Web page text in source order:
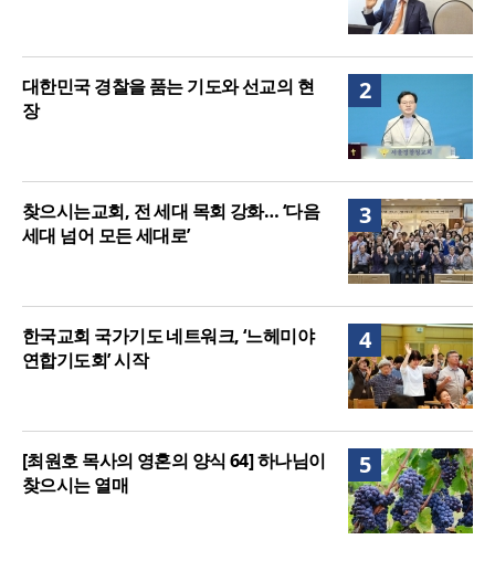
2
대한민국 경찰을 품는 기도와 선교의 현
장
3
찾으시는교회, 전 세대 목회 강화… ‘다음
세대 넘어 모든 세대로’
4
한국교회 국가기도 네트워크, ‘느헤미야
연합기도회’ 시작
5
[최원호 목사의 영혼의 양식 64] 하나님이
찾으시는 열매